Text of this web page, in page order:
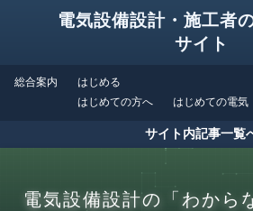
電気設備設計・施工者
サイト
総合案内
はじめる
はじめての方へ
はじめての電気
サイト内記事一覧
電気設備設計の「わから